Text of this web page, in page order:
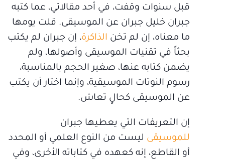
قبل سنوات وقفت، في أحد مقالاتي، عما كتبه
جبران خليل جبران عن الموسيقى. قلت يومها
ما معناه، إن لم تخن الذاكرة، إن جبران لم يكتب
بحثاً في تقنيات الموسيقى وأصولها، ولم
يضمن كتابه عنها، صغير الحجم بالمناسبة،
رسوم النوتات الموسيقية، وإنما اختار أن يكتب
عن الموسيقى كحالٍ تعاش.
إن التعريفات التي يعطيها جبران
للموسيقى ليست من النوع العلمي أو المحدد
أو القاطع، إنه كعهده في كتاباته الأخرى، وفي